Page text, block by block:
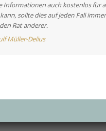
:
Informationen auch kostenlos für
sollte dies auf jeden Fall
Rat anderer.
Müller-Delius